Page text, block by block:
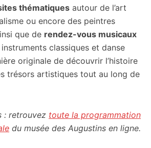
thématiques autour de l’art
ou encore des peintres
que de rendez-vous musicaux
classiques et danse
originale de découvrir l’histoire
trésors artistiques tout au long de
: retrouvez toute la programmation
du musée des Augustins en ligne.